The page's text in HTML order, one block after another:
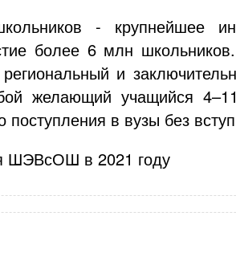
- крупнейшее
более 6 млн
и
желающий учащийся
в вузы без
ШЭВсОШ в 2021 году